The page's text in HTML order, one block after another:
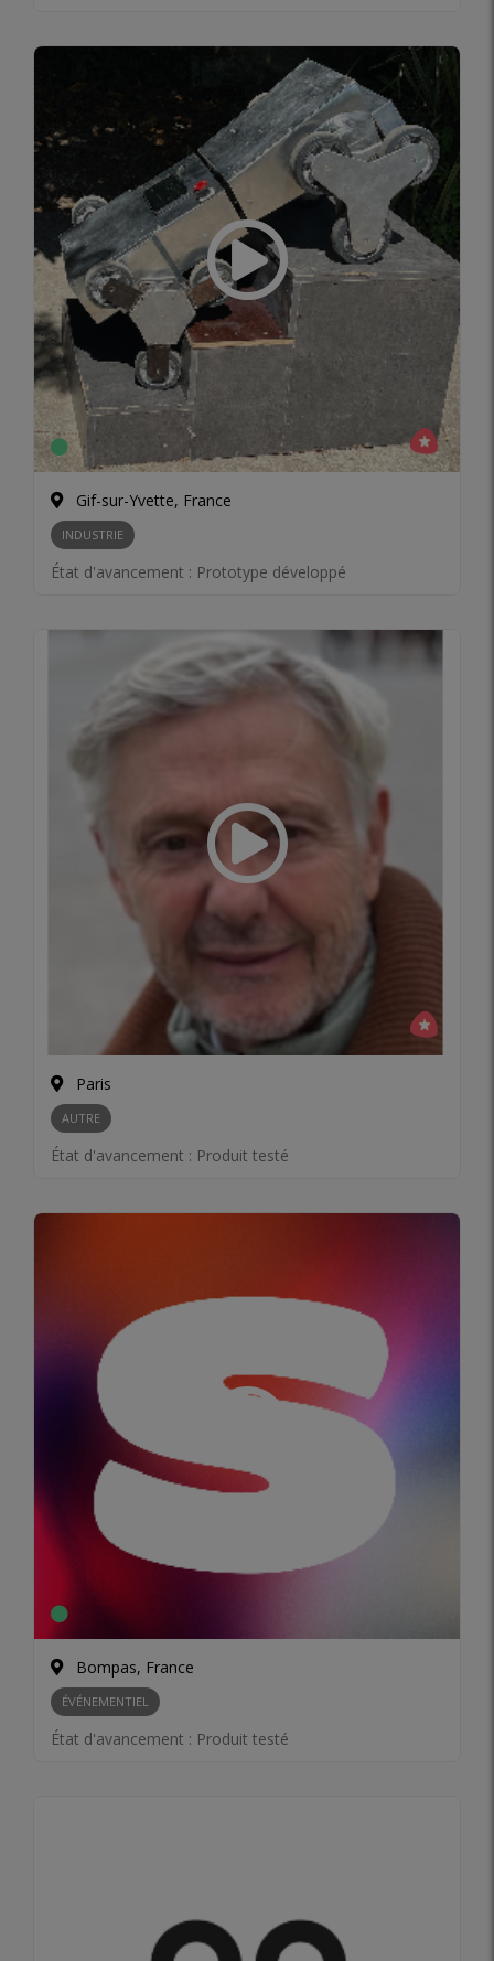
Gif-sur-Yvette, France
INDUSTRIE
État d'avancement : Prototype développé
Paris
AUTRE
État d'avancement : Produit testé
Bompas, France
ÉVÉNEMENTIEL
État d'avancement : Produit testé